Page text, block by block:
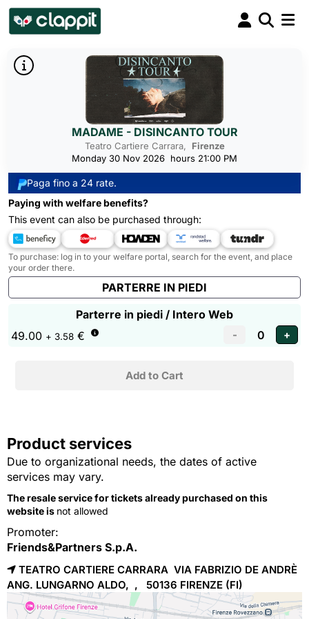
MADAME - DISINCANTO TOUR
Teatro Cartiere Carrara, Firenze
Monday 30 Nov 2026 hours 21:00 PM
Paga fino a 24 rate.
Paying with welfare benefits?
This event can also be purchased through:
To purchase: log in to your welfare portal, search for the event, and place
your order there.
PARTERRE IN PIEDI
Parterre in piedi / Intero Web
49.00 + 3.58 €
Product services
Due to organizational needs, the dates of active
services may vary.
The resale service for tickets already purchased on this
website is not allowed
Promoter:
Friends&Partners S.p.A.
TEATRO CARTIERE CARRARA VIA FABRIZIO DE ANDRÈ
ANG. LUNGARNO ALDO, , 50136 FIRENZE (FI)